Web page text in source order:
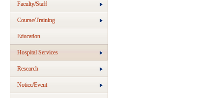
Faculty/Staff
Course/Training
Education
Hospital Services
Research
Notice/Event